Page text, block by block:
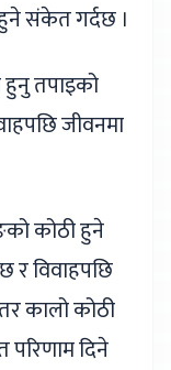
संकेत गर्दछ ।
हुनु तपाइको
जीवनमा
कोठी हुने
र विवाहपछि
कालो कोठी
परिणाम दिने